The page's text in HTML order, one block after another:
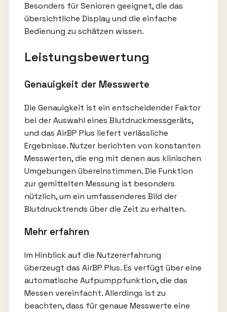
Besonders für Senioren geeignet, die das
übersichtliche Display und die einfache
Bedienung zu schätzen wissen.
Leistungsbewertung
Genauigkeit der Messwerte
Die Genauigkeit ist ein entscheidender Faktor
bei der Auswahl eines Blutdruckmessgeräts,
und das AirBP Plus liefert verlässliche
Ergebnisse. Nutzer berichten von konstanten
Messwerten, die eng mit denen aus klinischen
Umgebungen übereinstimmen. Die Funktion
zur gemittelten Messung ist besonders
nützlich, um ein umfassenderes Bild der
Blutdrucktrends über die Zeit zu erhalten.
Mehr erfahren
Im Hinblick auf die Nutzererfahrung
überzeugt das AirBP Plus. Es verfügt über eine
automatische Aufpumppfunktion, die das
Messen vereinfacht. Allerdings ist zu
beachten, dass für genaue Messwerte eine